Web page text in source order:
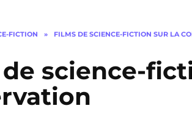
FICTION » FILMS DE SCIENCE-FICTION SUR LA
science-